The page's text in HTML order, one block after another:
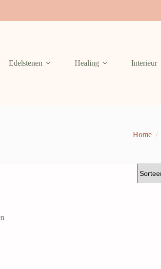
Edelstenen Healing Interieur
Home /